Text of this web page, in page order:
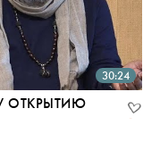
30:24
ОТКРЫТИЮ